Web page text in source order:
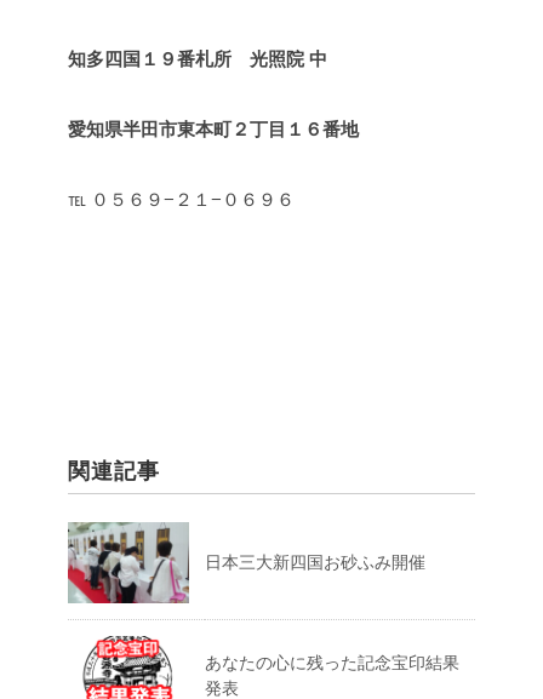
知多四国１９番札所 光照院 中
愛知県半田市東本町２丁目１６番地
℡ ０５６９−２１−０６９６
関連記事
日本三大新四国お砂ふみ開催
あなたの心に残った記念宝印結果
発表